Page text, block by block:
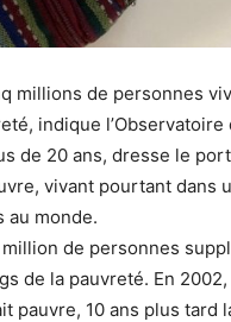
millions de personnes
indique
de 20 ans, dresse le
vivant pourtant dans
au monde.
million de personnes
de la pauvreté. En 2002,
pauvre, 10 ans plus tard